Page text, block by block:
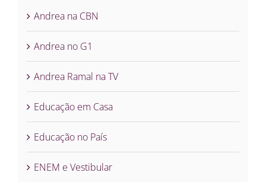
Andrea na CBN
Andrea no G1
Andrea Ramal na TV
Educação em Casa
Educação no País
ENEM e Vestibular